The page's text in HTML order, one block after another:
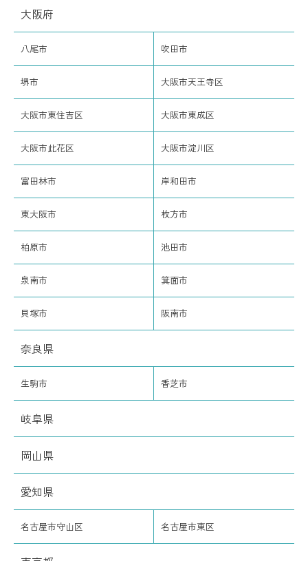
大阪府
八尾市 吹田市
堺市 大阪市天王寺区
大阪市東住吉区 大阪市東成区
大阪市此花区 大阪市淀川区
富田林市 岸和田市
東大阪市 枚方市
柏原市 池田市
泉南市 箕面市
貝塚市 阪南市
奈良県
生駒市 香芝市
岐阜県
岡山県
愛知県
名古屋市守山区 名古屋市東区